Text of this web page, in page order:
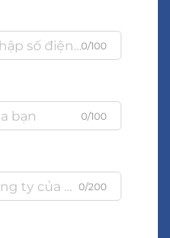
0/100
0/100
0/200